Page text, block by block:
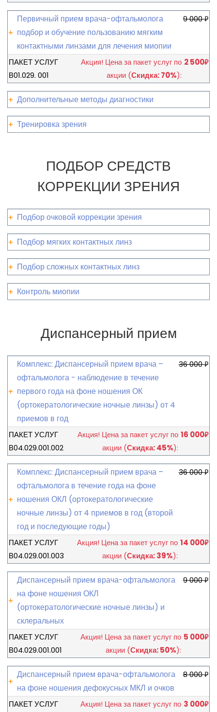
Первичный прием врача-офтальмолога
подбор и обучение пользованию мягким
контактными линзами для лечения миопии
9 000₽
ПАКЕТ УСЛУГ
В01.029. 001
Акция! Цена за пакет услуг по
акции (Скидка: 70%):
2 500₽
Дополнительные методы диагностики
Тренировка зрения
ПОДБОР СРЕДСТВ
КОРРЕКЦИИ ЗРЕНИЯ
Подбор очковой коррекции зрения
Подбор мягких контактных линз
Подбор сложных контактных линз
Контроль миопии
Диспансерный прием
Комплекс: Диспансерный прием врача –
офтальмолога - наблюдение в течение
первого года на фоне ношения ОК
(ортокератологические ночные линзы) от 4
приемов в год
36 000₽
ПАКЕТ УСЛУГ
В04.029.001.002
Акция! Цена за пакет услуг по
акции (Скидка: 45%):
16 000₽
Комплекс: Диспансерный прием врача –
офтальмолога в течение года на фоне
ношения ОКЛ (ортокератологические
ночные линзы) от 4 приемов в год (второй
год и последующие годы)
36 000₽
ПАКЕТ УСЛУГ
В04.029.001.003
Акция! Цена за пакет услуг по
акции (Скидка: 39%):
14 000₽
Диспансерный прием врача-офтальмолога
на фоне ношения ОКЛ
(ортокератологические ночные линзы) и
склеральных
9 000₽
ПАКЕТ УСЛУГ
В04.029.001.001
Акция! Цена за пакет услуг по
акции (Скидка: 50%):
5 000₽
Диспансерный прием врача-офтальмолога
на фоне ношения дефокусных МКЛ и очков
8 000₽
ПАКЕТ УСЛУГ
Акция! Цена за пакет услуг по 3 000₽